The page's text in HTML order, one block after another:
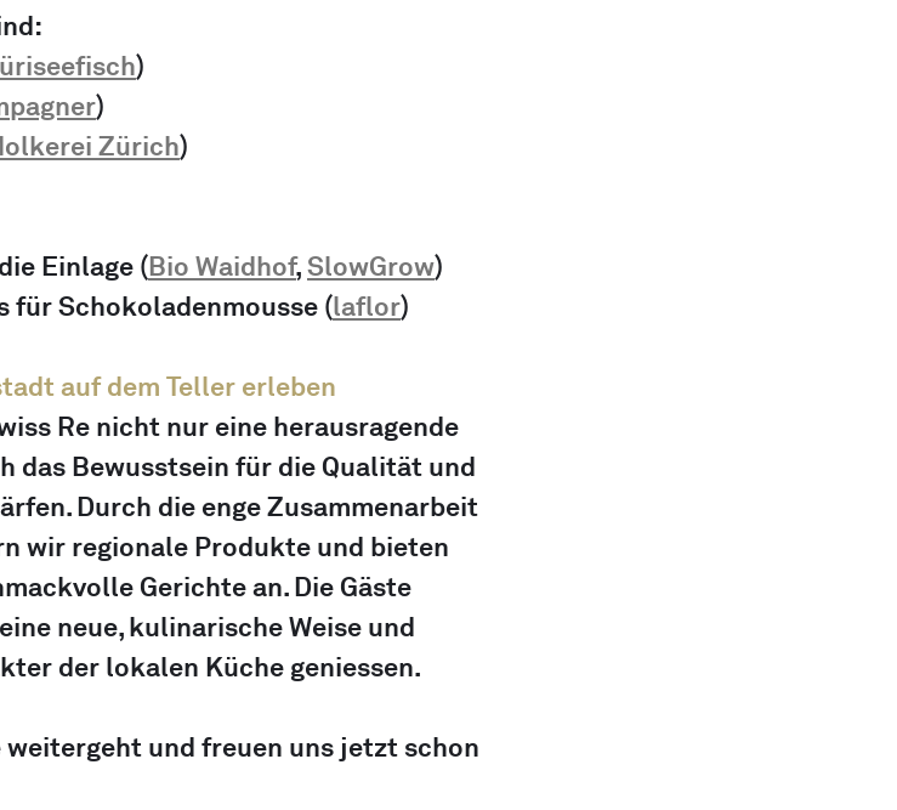
)
)
Zürich)
Einlage (Bio Waidhof, SlowGrow)
für Schokoladenmousse (laflor)
auf dem Teller erleben
Re nicht nur eine herausragende
das Bewusstsein für die Qualität und
Durch die enge Zusammenarbeit
wir regionale Produkte und bieten
Gerichte an. Die Gäste
neue, kulinarische Weise und
der lokalen Küche geniessen.
weitergeht und freuen uns jetzt schon